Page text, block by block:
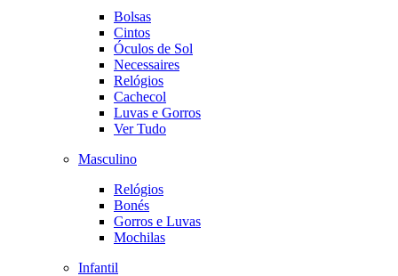
Bolsas
Cintos
Óculos de Sol
Necessaires
Relógios
Cachecol
Luvas e Gorros
Ver Tudo
Masculino
Relógios
Bonés
Gorros e Luvas
Mochilas
Infantil